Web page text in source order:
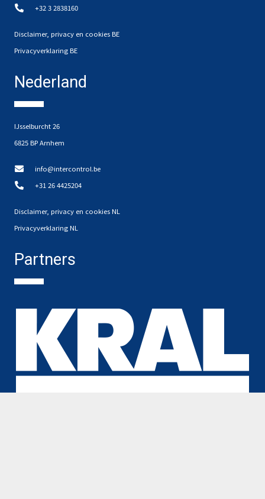
+32 3 2838160
Disclaimer, privacy en cookies BE
Privacyverklaring BE
Nederland
IJsselburcht 26
6825 BP Arnhem
info@intercontrol.be
+31 26 4425204
Disclaimer, privacy en cookies NL
Privacyverklaring NL
Partners